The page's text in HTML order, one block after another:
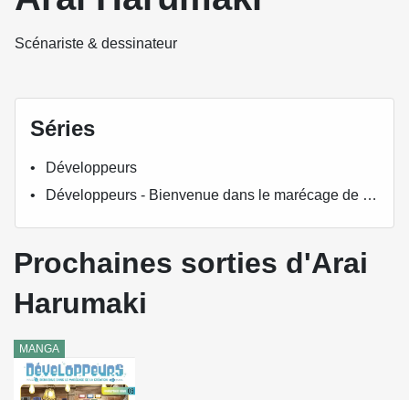
Scénariste & dessinateur
Séries
Développeurs
Développeurs - Bienvenue dans le marécage de la création
Prochaines sorties d'Arai
Harumaki
MANGA